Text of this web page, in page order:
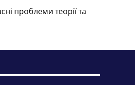
проблеми теорії та